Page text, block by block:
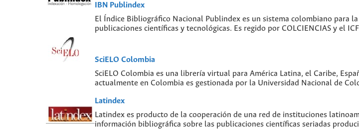
IBN Publindex
El Índice Bibliográfico Nacional Publindex es un sistema colombiano para
publicaciones científicas y tecnológicas. Es regido por COLCIENCIAS y el
SciELO Colombia
SciELO Colombia es una librería virtual para América Latina, el Caribe,
actualmente en Colombia es gestionada por la Universidad Nacional de
Latindex
Latindex es producto de la cooperación de una red de instituciones
información bibliográfica sobre las publicaciones científicas seriadas